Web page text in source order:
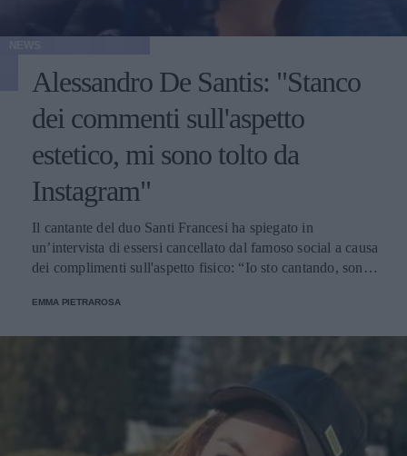
Alessandro De Santis: "Stanco
dei commenti sull'aspetto
estetico, mi sono tolto da
Instagram"
Il cantante del duo Santi Francesi ha spiegato in
un’intervista di essersi cancellato dal famoso social a causa
dei complimenti sull'aspetto fisico: “Io sto cantando, sono
EMMA PIETRAROSA